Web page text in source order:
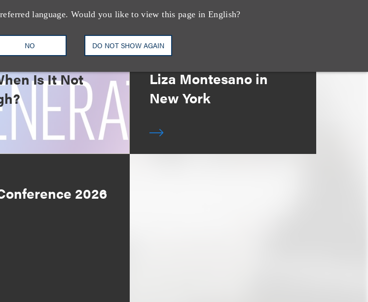
language. Would you like to view this page in English?
NO DO NOT SHOW AGAIN
When Is
Required
Is It Not
Loeb & Loeb
Announces Arrival of
Entertainment Partner
Liza Montesano in
New York
2026